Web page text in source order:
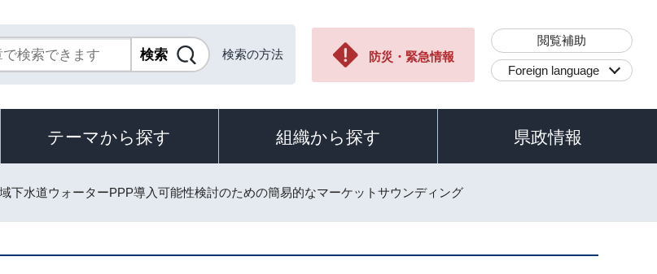
検索の方法 防災・緊急情報
閲覧補助
Foreign language
テーマから探す 組織から探す 県政情報
下水道ウォーターPPP導入可能性検討のための簡易的なマーケットサウンディング